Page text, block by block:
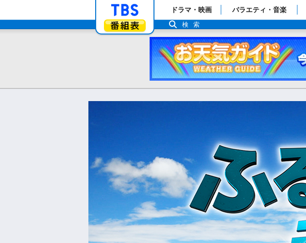
「TBSテレビ」トップページ
番組表
ドラマ・映画 バラエティ・音楽
検索